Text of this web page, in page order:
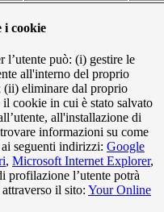
i cookie
l’utente può: (i) gestire le
all'interno del proprio
(ii) eliminare dal proprio
cookie in cui è stato salvato
all'installazione di
informazioni su come
seguenti indirizzi: Google
, Microsoft Internet Explorer,
profilazione l’utente potrà
il sito: Your Online